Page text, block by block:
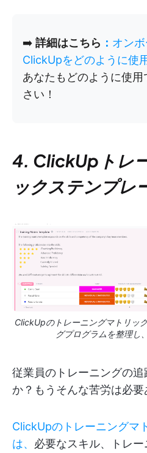
➡️ 詳細はこちら ： オン
ClickUpをどのように使
あなたもどのように使
さい！
4. ClickUpトレ
ックステンプレ
ClickUpのトレーニングマトリッ
グプログラムを整理し
従業員のトレーニングの
か？もうそんな苦労は必要
ClickUpのトレーニングマ
は、 必要なスキル、トレ